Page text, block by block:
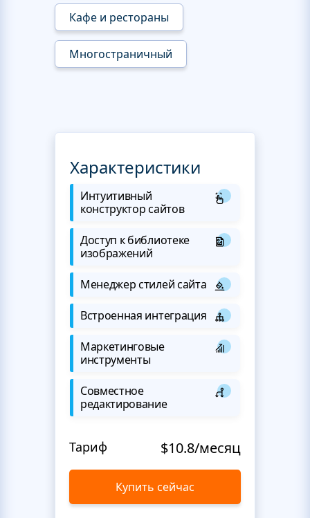
Кафе и рестораны
Многостраничный
Характеристики
Интуитивный
конструктор сайтов
Доступ к библиотеке
изображений
Менеджер стилей сайта
Встроенная интеграция
Маркетинговые
инструменты
Совместное
редактирование
Тариф $10.8/месяц
Купить сейчас